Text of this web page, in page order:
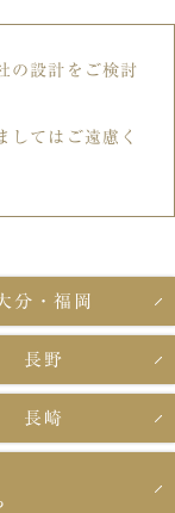
の設計をご検討
してはご遠慮く
分・福岡
長野
長崎